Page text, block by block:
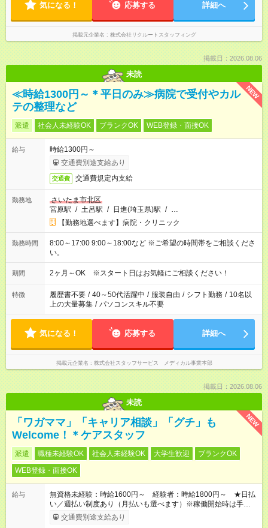
気になる！ 応募する 詳細へ
掲載元企業名 株式会社リクルートスタッフィング
掲載日：2026.08.06
未読
NEW
≪時給1300円～＊平日のみ≫病院で受付やカル
テの整理など
派遣 社会人未経験OK ブランクOK WEB登録・面接OK
給与
時給1300円～
交通費別途支給あり
交通費 交通費規定内支給
勤務地
さいたま市北区
宮原駅 / 土呂駅 / 日進(埼玉県)駅 / …
【勤務地選べます】病院・クリニック
勤務時間
8:00～17:00 9:00～18:00など ※ご希望の時間帯をご相談くださ
い。
期間 2ヶ月～OK ※スタート日はお気軽にご相談ください！
特徴 履歴書不要 / 40～50代活躍中 / 服装自由 / シフト勤務 / 10名以
上の大量募集 / パソコンスキル不要
気になる！ 応募する 詳細へ
掲載元企業名 株式会社スタッフサービス メディカル事業本部
掲載日：2026.08.06
未読
NEW
「ワガママ」「キャリア相談」「グチ」も
Welcome！＊ケアスタッフ
派遣 職種未経験OK 社会人未経験OK 大学生歓迎
ブランクOK
WEB登録・面接OK
給与
無資格未経験：時給1600円～ 経験者：時給1800円～ ★日払
い／週払い制度あり（月払いも選べます）※稼働開始時は手続き
完了次第のお支払いとなります。
交通費別途支給あり